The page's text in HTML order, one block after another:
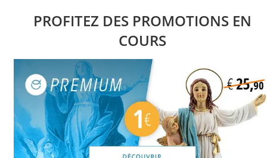
PROFITEZ DES PROMOTIONS EN
COURS